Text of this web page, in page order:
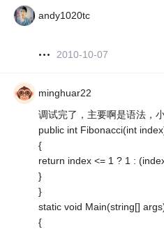
andy1020tc
2010-10-07
minghuar22
调试完了，主要啊是语法，
public int Fibonacci(int
{
return index <= 1 ? 1 :
}
}
static void Main(string[]
{